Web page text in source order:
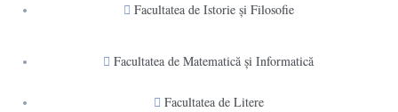
Facultatea de Istorie şi Filosofie
Facultatea de Matematică şi Informatică
Facultatea de Litere